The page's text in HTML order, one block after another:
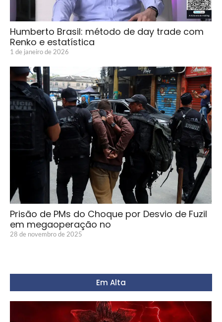
Humberto Brasil: método de day trade com
Renko e estatística
1 de janeiro de 2026
Prisão de PMs do Choque por Desvio de Fuzil
em megaoperação no
28 de novembro de 2025
Em Alta